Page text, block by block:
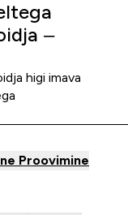
–
higi imava
Proovimine